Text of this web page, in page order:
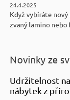
24.4.2025
Když vybíráte
zvaný lamino nebo
Novinky ze
Udržitelnost
nábytek z